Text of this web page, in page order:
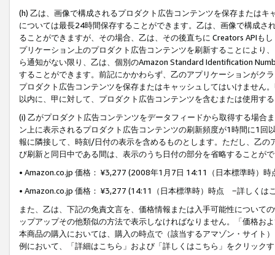
(h) 乙は、画像で構成されるプロダクト広告コンテンツを保存または
については最長24時間保存することができます。乙は、画像で構成
ることができますが、その場合、乙は、その後直ちに Creators APIも
プリケーション上のプロダクト広告コンテンツを刷新することにより
ら通知がない限り、乙は、個別のAmazon Standard Identification
することができます。前記にかかわらず、乙のアプリケーションがク
プロダクト広告コンテンツを保存またはキャッシュしてはいけません
以内に、甲に対して、プロダクト広告コンテンツを含むまたは使用す
(i) 乙がプロダクト広告コンテンツをデータフィードから取得する場合
ン上に表示されるプロダクト広告コンテンツの刷新頻度が1時間に1
報に隣接して、時刻/日付の表示を含めるものとします。ただし、乙
び刷新と同日中である間は、表示のうち日付の部分を省略することが
• Amazon.co.jp 価格： ¥3,277 (2008年1月7日 14:11（日本標準時）
• Amazon.co.jp 価格： ¥3,277 (14:11（日本標準時）時点 −詳しくは
また、乙は、下記の免責文言を、価格情報または入手可能性について
ップアップその他類似の方法で表示しなければなりません。「価格
本商品の購入においては、購入の時点で（該当するアマゾン・サイト
例において、「詳細はこちら」および「詳しくはこちら」をクリック